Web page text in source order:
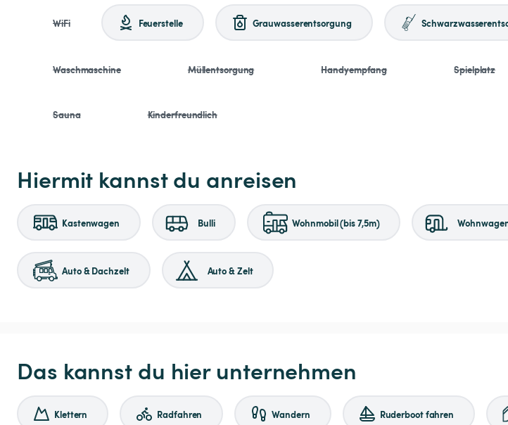
WiFi Feuerstelle Grauwasserentsorgung
Waschmaschine Müllentsorgung Handyempfang Spielplatz
Sauna Kinderfreundlich
Hiermit kannst du anreisen
Kastenwagen Bulli Wohnmobil (bis 7,5m)
Auto & Dachzelt Auto & Zelt
Das kannst du hier unternehmen
Klettern Radfahren Wandern Ruderboot fahren